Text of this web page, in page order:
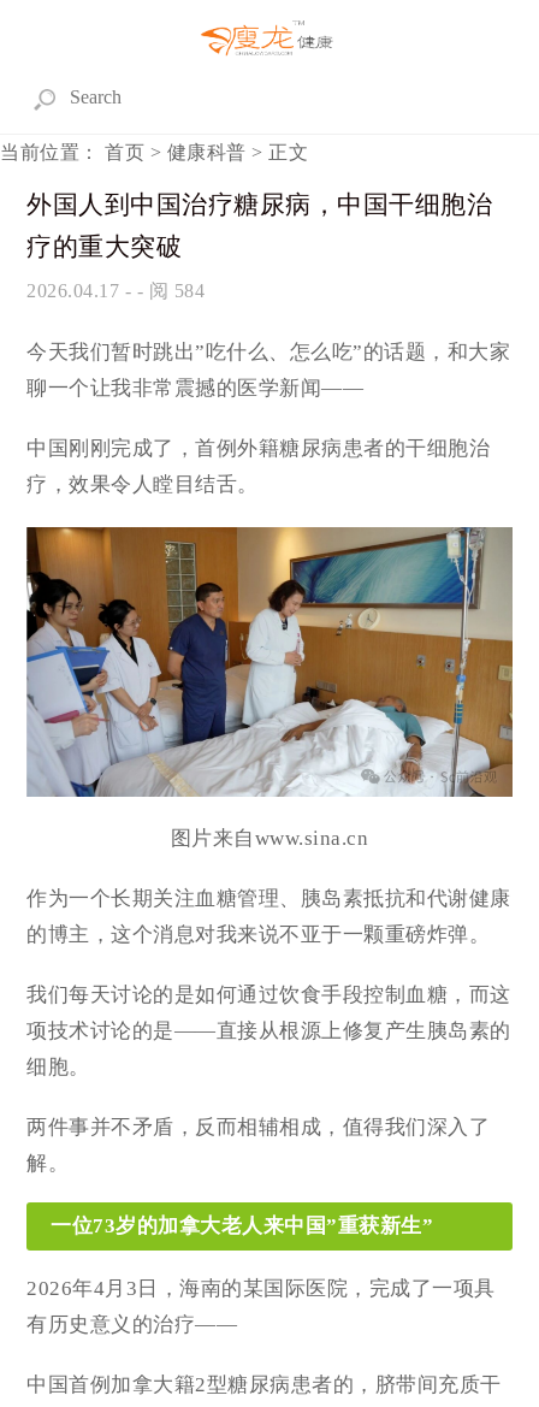
当前位置： 首页 > 健康科普 > 正文
外国人到中国治疗糖尿病，中国干细胞治
疗的重大突破
2026.04.17 - - 阅 584
今天我们暂时跳出”吃什么、怎么吃”的话题，和大家
聊一个让我非常震撼的医学新闻——
中国刚刚完成了，首例外籍糖尿病患者的干细胞治
疗，效果令人瞠目结舌。
图片来自www.sina.cn
作为一个长期关注血糖管理、 胰岛素抵抗和代谢健康
的博主，这个消息对我来说不亚于一颗重磅炸弹。
我们每天讨论的是如何通过饮食手段控制血糖，而这
项技术讨论的是——直接从根源上修复产生胰岛素的
细胞。
两件事并不矛盾，反而相辅相成，值得我们深入了
解。
一位73岁的加拿大老人来中国”重获新生”
2026年4月3日，海南的某国际医院，完成了一项具
有历史意义的治疗——
中国首例加拿大籍2型糖尿病患者的，脐带间充质干